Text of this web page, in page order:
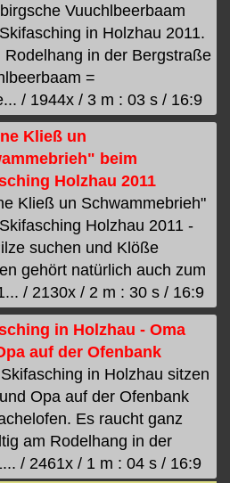
Vuuchlbeerbaam
in Holzhau 2011.
in der Bergstraße
=
/ 1944x / 3 m : 03 s / 16:9
Kließ un
beim
Holzhau 2011
Kließ un Schwammebrieh"
Holzhau 2011 -
suchen und Klöße
gehört natürlich auch zum
/ 2130x / 2 m : 30 s / 16:9
in Holzhau - Oma
auf der Ofenbank
in Holzhau sitzen
Opa auf der Ofenbank
Es raucht ganz
am Rodelhang in der
/ 2461x / 1 m : 04 s / 16:9